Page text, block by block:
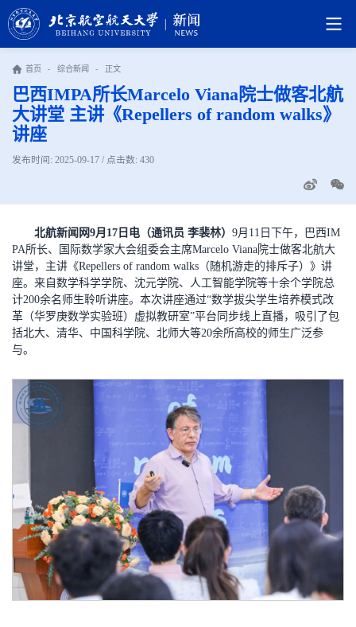
首页 - 综合新闻 - 正文
巴西IMPA所长Marcelo Viana院士做客北航
大讲堂 主讲《Repellers of random walks》
讲座
发布时间: 2025-09-17 / 点击数: 430
北航新闻网9月17日电（通讯员 李裴林） 9月11日下午，巴西IM
PA所长、国际数学家大会组委会主席Marcelo Viana院士做客北航大
讲堂，主讲《Repellers of random walks（随机游走的排斥子）》讲
座。来自数学科学学院、沈元学院、人工智能学院等十余个学院总
计200余名师生聆听讲座。本次讲座通过“数学拔尖学生培养模式改
革（华罗庚数学实验班）虚拟教研室”平台同步线上直播，吸引了包
括北大、清华、中国科学院、北师大等20余所高校的师生广泛参
与。